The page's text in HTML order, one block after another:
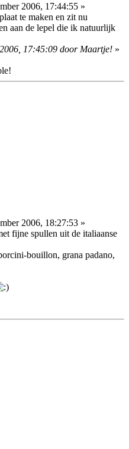
2006, 17:44:55 »
te maken en zit nu
aan de lepel die ik natuurlijk
17:45:09 door Maartje! »
2006, 18:27:53 »
fijne spullen uit de italiaanse
bouillon, grana padano,